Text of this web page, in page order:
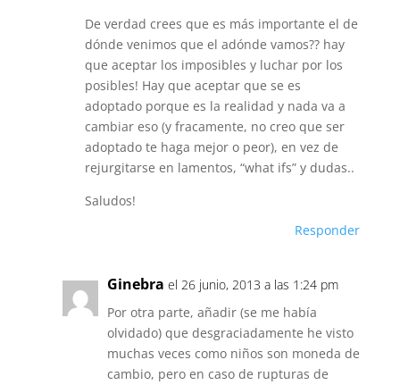
De verdad crees que es más importante el de
dónde venimos que el adónde vamos?? hay
que aceptar los imposibles y luchar por los
posibles! Hay que aceptar que se es
adoptado porque es la realidad y nada va a
cambiar eso (y fracamente, no creo que ser
adoptado te haga mejor o peor), en vez de
rejurgitarse en lamentos, “what ifs” y dudas..
Saludos!
Responder
Ginebra el 26 junio, 2013 a las 1:24 pm
Por otra parte, añadir (se me había
olvidado) que desgraciadamente he visto
muchas veces como niños son moneda de
cambio, pero en caso de rupturas de